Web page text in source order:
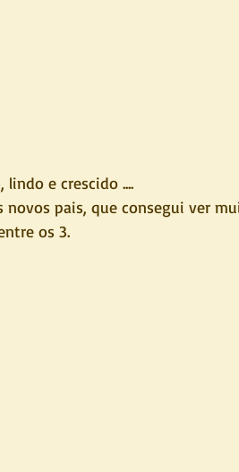
e crescido ....
novos pais, que consegui ver
os 3.